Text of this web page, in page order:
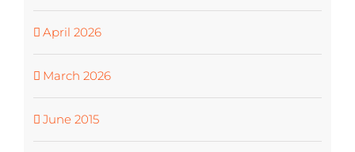
April 2026
March 2026
June 2015